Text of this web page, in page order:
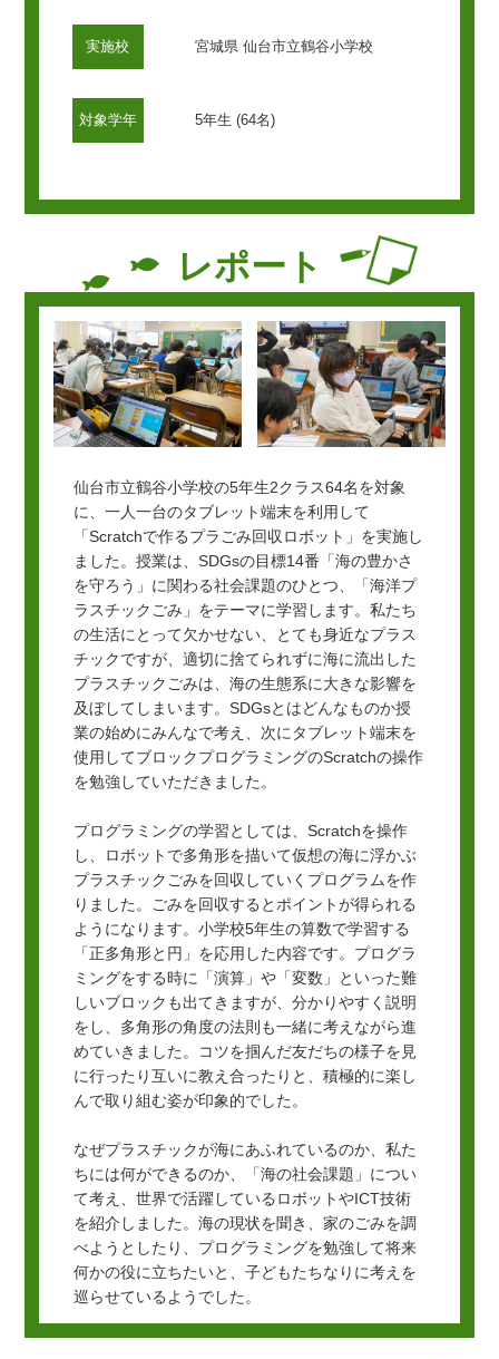
実施校 宮城県 仙台市立鶴谷小学校
対象学年 5年生 (64名)
レポート
仙台市立鶴谷小学校の5年生2クラス64名を対象
に、一人一台のタブレット端末を利用して
「Scratchで作るプラごみ回収ロボット」を実施し
ました。授業は、SDGsの目標14番「海の豊かさ
を守ろう」に関わる社会課題のひとつ、「海洋プ
ラスチックごみ」をテーマに学習します。私たち
の生活にとって欠かせない、とても身近なプラス
チックですが、適切に捨てられずに海に流出した
プラスチックごみは、海の生態系に大きな影響を
及ぼしてしまいます。SDGsとはどんなものか授
業の始めにみんなで考え、次にタブレット端末を
使用してブロックプログラミングのScratchの操作
を勉強していただきました。
プログラミングの学習としては、Scratchを操作
し、ロボットで多角形を描いて仮想の海に浮かぶ
プラスチックごみを回収していくプログラムを作
りました。ごみを回収するとポイントが得られる
ようになります。小学校5年生の算数で学習する
「正多角形と円」を応用した内容です。プログラ
ミングをする時に「演算」や「変数」といった難
しいブロックも出てきますが、分かりやすく説明
をし、多角形の角度の法則も一緒に考えながら進
めていきました。コツを掴んだ友だちの様子を見
に行ったり互いに教え合ったりと、積極的に楽し
んで取り組む姿が印象的でした。
なぜプラスチックが海にあふれているのか、私た
ちには何ができるのか、「海の社会課題」につい
て考え、世界で活躍しているロボットやICT技術
を紹介しました。海の現状を聞き、家のごみを調
べようとしたり、プログラミングを勉強して将来
何かの役に立ちたいと、子どもたちなりに考えを
巡らせているようでした。